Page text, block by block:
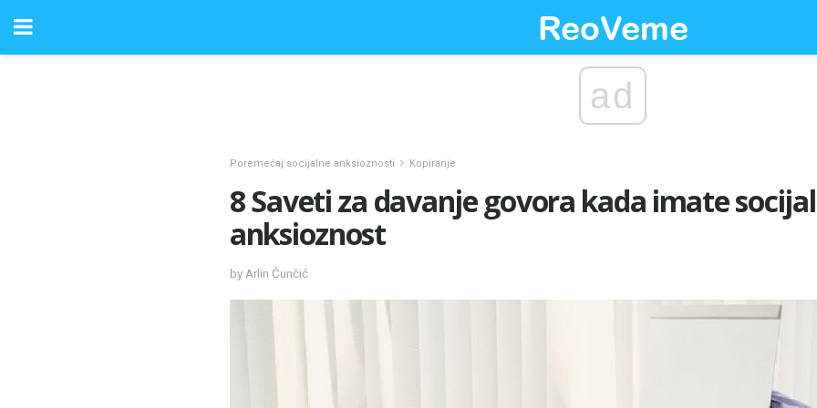
ad
Poremećaj socijalne anksioznosti Kopiranje
8 Saveti za davanje govora kada imate
anksioznost
by Arlin Ćunčić